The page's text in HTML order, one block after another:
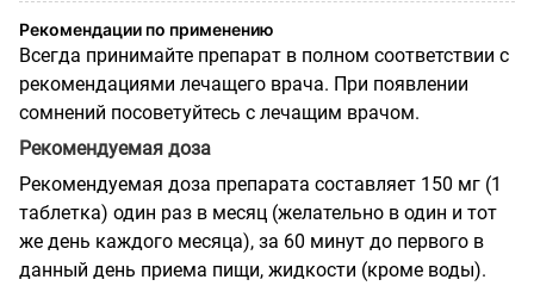
Рекомендации по применению
Всегда принимайте препарат в полном соответствии с
рекомендациями лечащего врача. При появлении
сомнений посоветуйтесь с лечащим врачом.
Рекомендуемая доза
Рекомендуемая доза препарата составляет 150 мг (1
таблетка) один раз в месяц (желательно в один и тот
же день каждого месяца), за 60 минут до первого в
данный день приема пищи, жидкости (кроме воды).